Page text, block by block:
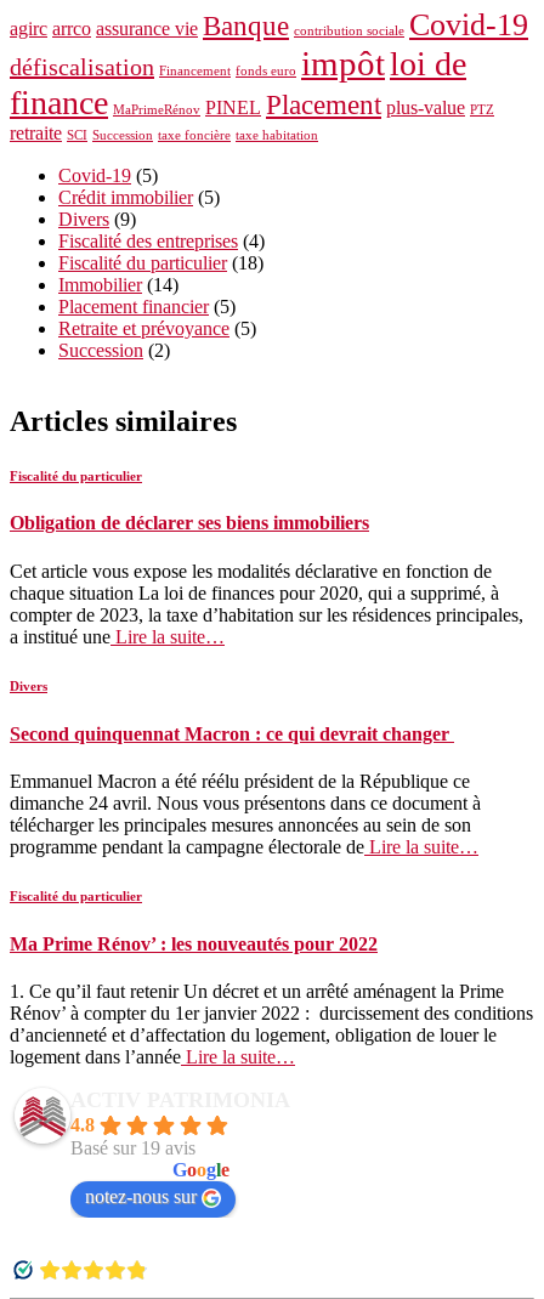
agirc arrco assurance vie Banque contribution sociale Covid-19
défiscalisation Financement fonds euro impôtloi de
finance MaPrimeRénov PINEL Placement plus-value PTZ
retraite SCI Succession taxe foncière taxe habitation
Covid-19 (5)
Crédit immobilier(5)
Divers (9)
Fiscalité des entreprises (4)
Fiscalité du particulier(18)
Immobilier(14)
Placement financier(5)
Retraite et prévoyance (5)
Succession (2)
Articles similaires
Fiscalité du particulier
Obligation de déclarer ses biens immobiliers
Cet article vous expose les modalités déclarative en fonction de
chaque situation La loi de finances pour 2020, qui a supprimé, à
compter de 2023, la taxe d’habitation sur les résidences principales,
a institué une Lire la suite…
Divers
Second quinquennat Macron : ce qui devrait changer
Emmanuel Macron a été réélu président de la République ce
dimanche 24 avril. Nous vous présentons dans ce document à
télécharger les principales mesures annoncées au sein de son
programme pendant la campagne électorale de Lire la suite…
Fiscalité du particulier
Ma Prime Rénov’ : les nouveautés pour 2022
1. Ce qu’il faut retenir Un décret et un arrêté aménagent la Prime
Rénov’ à compter du 1er janvier 2022 : durcissement des conditions
d’ancienneté et d’affectation du logement, obligation de louer le
logement dans l’année Lire la suite…
4.8
Basé sur 19 avis
Google
notez-nous sur